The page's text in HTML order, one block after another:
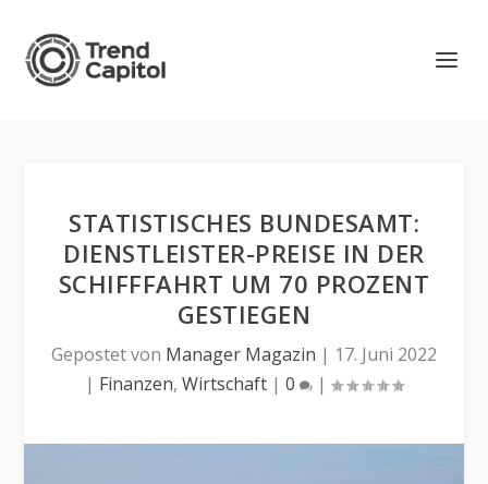
STATISTISCHES BUNDESAMT:
DIENSTLEISTER-PREISE IN DER
SCHIFFFAHRT UM 70 PROZENT
GESTIEGEN
Gepostet von Manager Magazin | 17. Juni 2022
| Finanzen, Wirtschaft | 0 |